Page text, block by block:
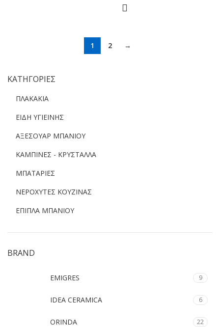
ΚΑΤΗΓΟΡΙΕΣ
ΠΛΑΚΑΚΙΑ
ΕΙΔΗ ΥΓΙΕΙΝΗΣ
ΑΞΕΣΟΥΑΡ ΜΠΑΝΙΟΥ
ΚΑΜΠΙΝΕΣ - ΚΡΥΣΤΑΛΛΑ
ΜΠΑΤΑΡΙΕΣ
ΝΕΡΟΧΥΤΕΣ ΚΟΥΖΙΝΑΣ
ΕΠΙΠΛΑ ΜΠΑΝΙΟΥ
BRAND
EMIGRES 9
IDEA CERAMICA 6
ORINDA 22
1 2 →